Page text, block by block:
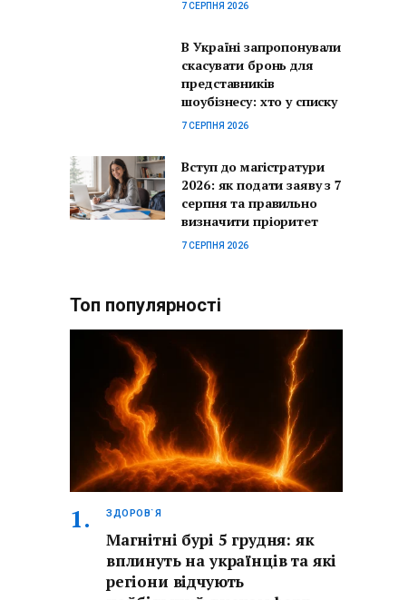
7 СЕРПНЯ 2026
В Україні запропонували
скасувати бронь для
представників
шоубізнесу: хто у списку
7 СЕРПНЯ 2026
Вступ до магістратури
2026: як подати заяву з 7
серпня та правильно
визначити пріоритет
7 СЕРПНЯ 2026
Топ популярності
ЗДОРОВ`Я
Магнітні бурі 5 грудня: як
вплинуть на українців та які
регіони відчують